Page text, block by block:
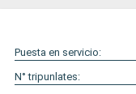
Puesta en servicio:
N° tripunlates: